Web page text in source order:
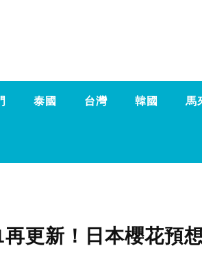
泰國 台灣 韓國 馬
更新！日本櫻花預